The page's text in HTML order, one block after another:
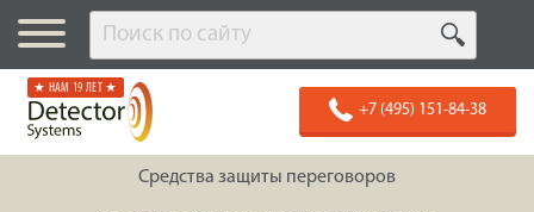
★ НАМ 19 ЛЕТ ★
+7 (495) 151-84-38
Средства защиты переговоров